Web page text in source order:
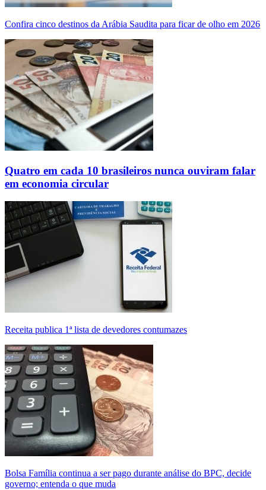
Confira cinco destinos da Arábia Saudita para ficar de olho em 2026
Quatro em cada 10 brasileiros nunca ouviram falar
em economia circular
Receita publica 1ª lista de devedores contumazes
Bolsa Família continua a ser pago durante análise do BPC, decide
governo; entenda o que muda